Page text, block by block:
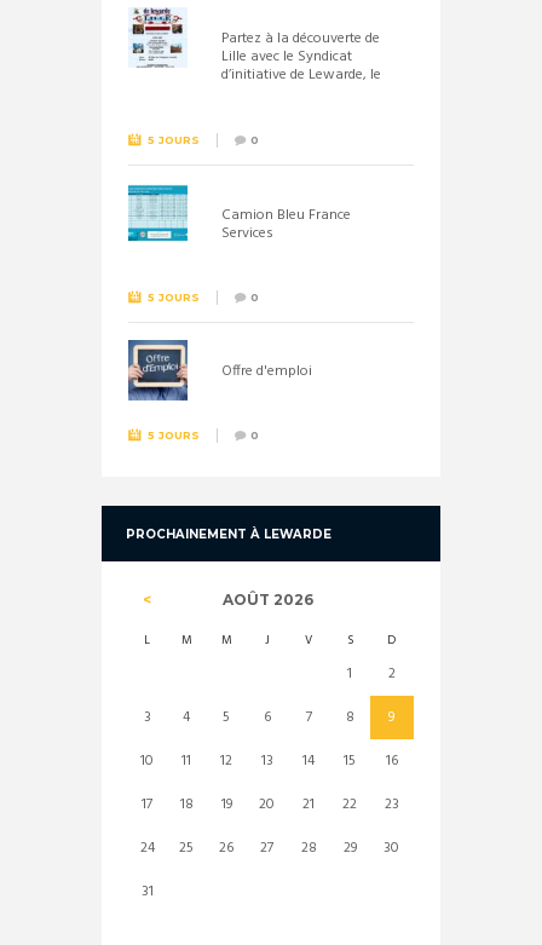
Partez à la découverte de
Lille avec le Syndicat
d’initiative de Lewarde, le
5 JOURS 0
Camion Bleu France
Services
5 JOURS 0
Offre d'emploi
5 JOURS 0
PROCHAINEMENT À LEWARDE
AOÛT 2026
L M M J V S D
1
2
3
4 5 6 7 8
9
10
11 12 13 14 15
16
17
18 19 20 21 22
23
24
25 26 27 28 29
30
31